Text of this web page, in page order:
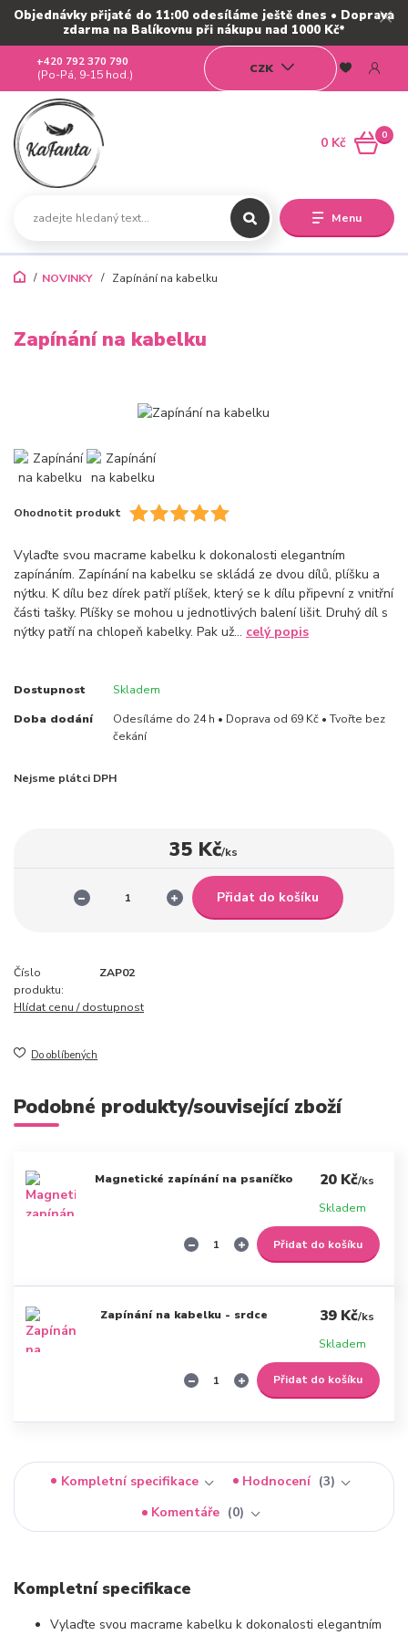
Objednávky přijaté do 11:00 odesíláme ještě dnes • Doprava
zdarma na Balíkovnu při nákupu nad 1000 Kč*
Menu
CZK
+420 792 370 790
(Po-Pá, 9-15 hod.)
0
0 Kč
NOVINKY Zapínání na kabelku
Zapínání na kabelku
Ohodnotit produkt
Vylaďte svou macrame kabelku k dokonalosti elegantním
zapínáním. Zapínání na kabelku se skládá ze dvou dílů, plíšku a
nýtku. K dílu bez dírek patří plíšek, který se k dílu připevní z vnitřní
části tašky. Plíšky se mohou u jednotlivých balení lišit. Druhý díl s
nýtky patří na chlopeň kabelky. Pak už... celý popis
Dostupnost Skladem
Doba dodání
Odesíláme do 24 h • Doprava od 69 Kč • Tvořte bez
čekání
Nejsme plátci DPH
35 Kč/ks
Přidat do košíku
Číslo
produktu:
ZAP02
Hlídat cenu / dostupnost
Do oblíbených
Podobné produkty/související zboží
Magnetické zapínání na psaníčko 20 Kč/ks
Skladem
Přidat do košíku
Zapínání na kabelku - srdce 39 Kč/ks
Skladem
Přidat do košíku
Kompletní specifikace Hodnocení
3
Komentáře
0
Kompletní specifikace
Vylaďte svou macrame kabelku k dokonalosti elegantním